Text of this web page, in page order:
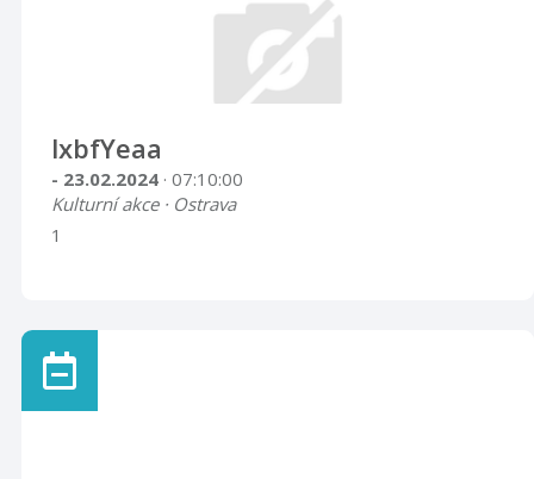
lxbfYeaa
- 23.02.2024 · 07:10:00
Kulturní akce · Ostrava
1